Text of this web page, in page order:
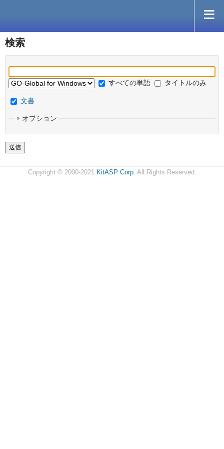
検索
すべての単語 タイトルのみ
文書
オプション
Copyright © 2000-2021 KitASP Corp. All Rights Reserved.